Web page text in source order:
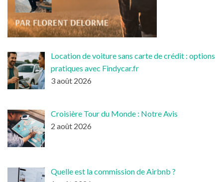
Location de voiture sans carte de crédit : options
pratiques avec Findycar.fr
3 août 2026
Croisière Tour du Monde : Notre Avis
2 août 2026
Quelle est la commission de Airbnb ?